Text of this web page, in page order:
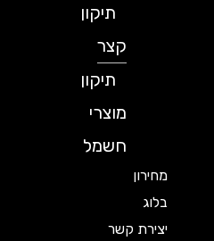
תיקון
תיקון
מוצרי
חשמל
מחירון
יצירת קשר